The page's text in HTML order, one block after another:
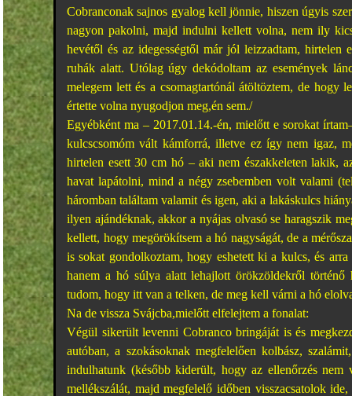
Cobranconak sajnos gyalog kell jönnie, hiszen úgyis
nagyon pakolni, majd indulni kellett volna, nem ily
hevétől és az idegességtől már jól leizzadtam, hirtelen
ruhák alatt. Utólag úgy dekódoltam az események
melegem lett és a csomagtartónál átöltöztem, de hogy
értette volna nyugodjon meg,én sem./
Egyébként ma – 2017.01.14.-én, mielőtt e sorokat
kulcscsomóm vált kámforrá, illetve ez így nem igaz,
hirtelen esett 30 cm hó – aki nem északkeleten lakik,
havat lapátolni, mind a négy zsebemben volt valami
háromban találtam valamit és igen, aki a lakáskulcs
ilyen ajándéknak, akkor a nyájas olvasó se haragszik
kellett, hogy megörökítsem a hó nagyságát, de a
is sokat gondolkoztam, hogy eshetett ki a kulcs, és
hanem a hó súlya alatt lehajlott örökzöldekről
tudom, hogy itt van a telken, de meg kell várni a hó
Na de vissza Svájcba,mielőtt elfelejtem a fonalat:
Végül sikerült levenni Cobranco bringáját is és
autóban, a szokásoknak megfelelően kolbász,
indulhatunk (később kiderült, hogy az ellenőrzés
mellékszálát, majd megfelelő időben visszacsatolok